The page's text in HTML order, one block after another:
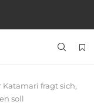
Katamari fragt sich,
soll